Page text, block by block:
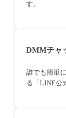
す。
DMMチャ
誰でも簡単
る「LINE公